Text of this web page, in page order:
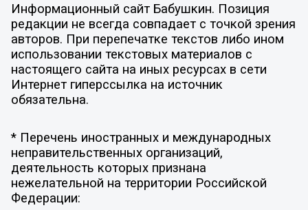
Информационный сайт Бабушкин. Позиция
редакции не всегда совпадает с точкой зрения
авторов. При перепечатке текстов либо ином
использовании текстовых материалов с
настоящего сайта на иных ресурсах в сети
Интернет гиперссылка на источник
обязательна.
* Перечень иностранных и международных
неправительственных организаций,
деятельность которых признана
нежелательной на территории Российской
Федерации: